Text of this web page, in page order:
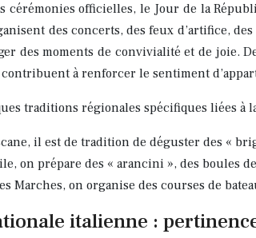
cérémonies officielles, le Jour de la
des concerts, des feux d’artifice,
des moments de convivialité et de joie.
à renforcer le sentiment
traditions régionales spécifiques liées à
il est de tradition de déguster des «
on prépare des « arancini », des boules
Marches, on organise des courses de
italienne :